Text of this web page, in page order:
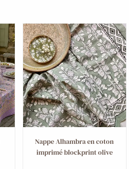
Nappe Alhambra en coton
imprimé blockprint olive
Plage
de
prix :
55,00 €
à
99,00 €